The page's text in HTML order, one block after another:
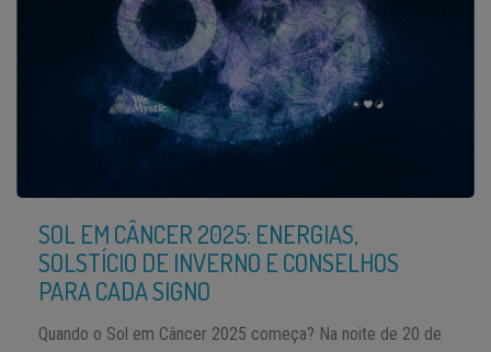
SOL EM CÂNCER 2025: ENERGIAS,
SOLSTÍCIO DE INVERNO E CONSELHOS
PARA CADA SIGNO
Quando o Sol em Câncer 2025 começa? Na noite de 20 de